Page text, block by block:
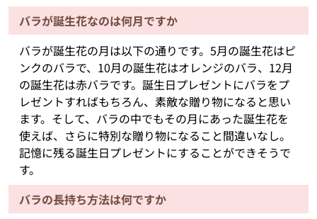
バラが誕生花なのは何月ですか
バラが誕生花の月は以下の通りです。5月の誕生花はピ
ンクのバラで、10月の誕生花はオレンジのバラ、12月
の誕生花は赤バラです。誕生日プレゼントにバラをプ
レゼントすればもちろん、素敵な贈り物になると思い
ます。そして、バラの中でもその月にあった誕生花を
使えば、さらに特別な贈り物になること間違いなし。
記憶に残る誕生日プレゼントにすることができそうで
す。
バラの長持ち方法は何ですか